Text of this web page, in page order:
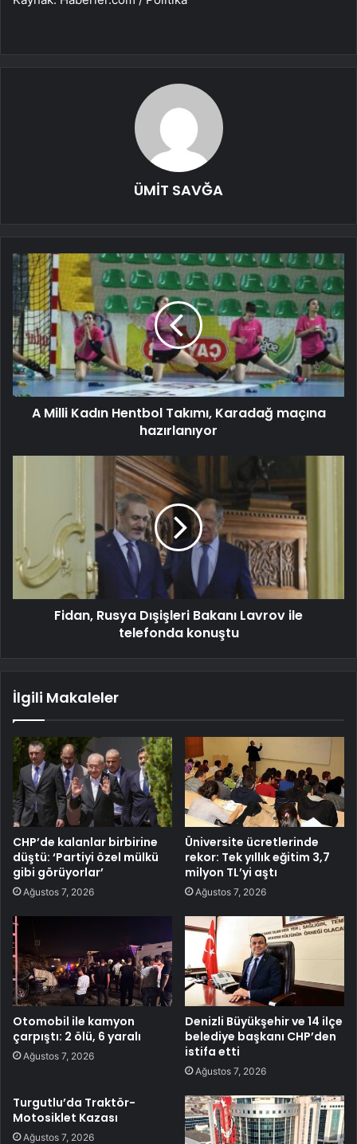
ÜMİT SAVĞA
A Milli Kadın Hentbol Takımı, Karadağ maçına
hazırlanıyor
Fidan, Rusya Dışişleri Bakanı Lavrov ile
telefonda konuştu
İlgili Makaleler
CHP’de kalanlar birbirine
düştü: ‘Partiyi özel mülkü
gibi görüyorlar’
Ağustos 7, 2026
Üniversite ücretlerinde
rekor: Tek yıllık eğitim 3,7
milyon TL’yi aştı
Ağustos 7, 2026
Otomobil ile kamyon
çarpıştı: 2 ölü, 6 yaralı
Ağustos 7, 2026
Denizli Büyükşehir ve 14 ilçe
belediye başkanı CHP’den
istifa etti
Ağustos 7, 2026
Turgutlu’da Traktör-
Motosiklet Kazası
Ağustos 7, 2026